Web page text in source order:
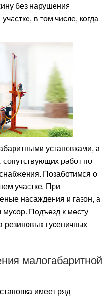
без нарушения
в том числе, когда
установками, а
работ по
Позаботимся о
участке. При
насаждения и газон, а
мусор. Подъезд к месту
резиновых гусеничных
малогабаритной
имеет ряд